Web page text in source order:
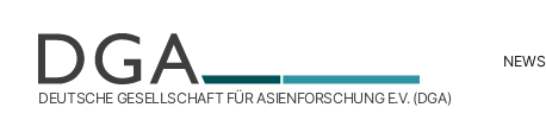
DEUTSCHE GESELLSCHAFT FÜR ASIENFORSCHUNG E.V. (DGA)
NEWS